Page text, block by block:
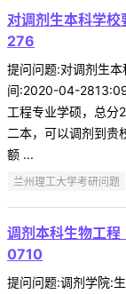
对调剂生本科学
276
提问问题:对调剂生
间:2020-04-
工程专业学硕，总分
二本，可以调剂到贵
额 ...
兰州理工大学考研问题
调剂本科生物工程
0710
提问问题:调剂学院: